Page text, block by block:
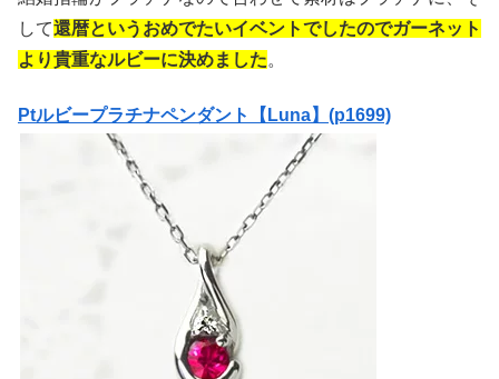
して還暦というおめでたいイベントでしたのでガーネット
より貴重なルビーに決めました。
Ptルビープラチナペンダント【Luna】(p1699)